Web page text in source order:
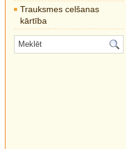
Trauksmes celšanas
kārtība